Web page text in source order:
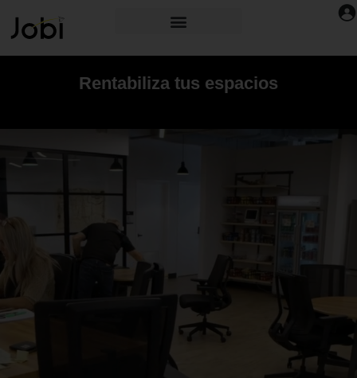
Rentabiliza tus espacios